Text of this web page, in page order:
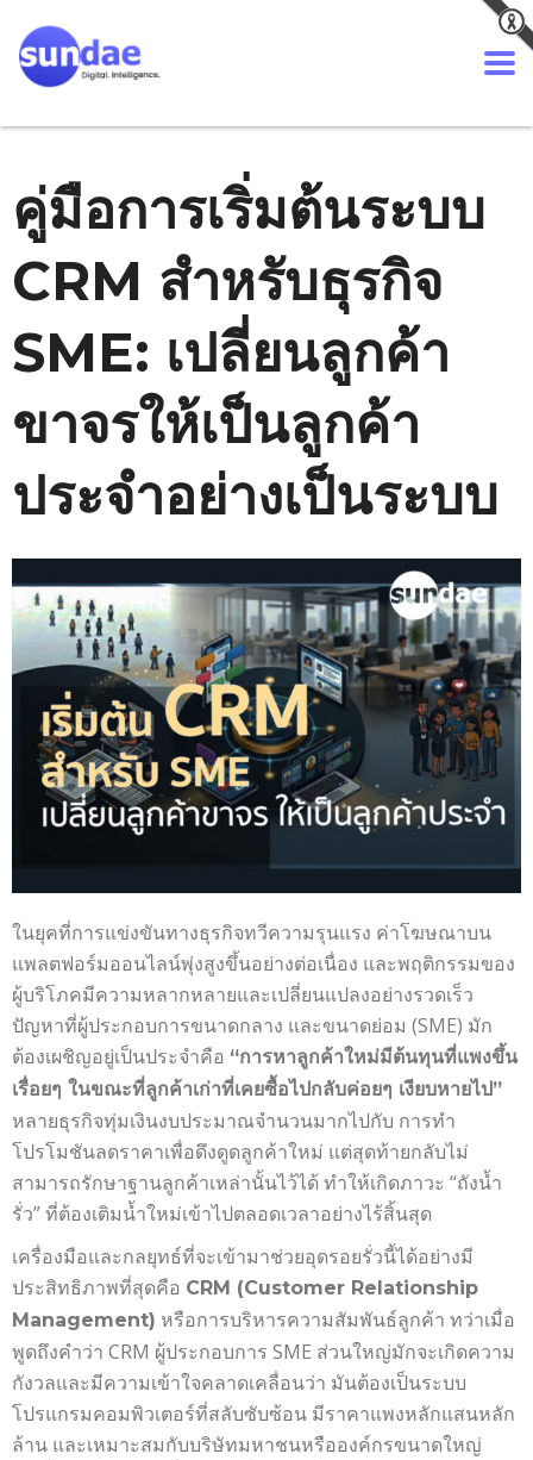
คู่มือการเริ่มต้นระบบ
CRM สำหรับธุรกิจ
SME: เปลี่ยนลูกค้า
ขาจรให้เป็นลูกค้า
ประจำอย่างเป็นระบบ
ในยุคที่การแข่งขันทางธุรกิจทวีความรุนแรง ค่าโฆษณาบน
แพลตฟอร์มออนไลน์พุ่งสูงขึ้นอย่างต่อเนื่อง และพฤติกรรมของ
ผู้บริโภคมีความหลากหลายและเปลี่ยนแปลงอย่างรวดเร็ว
ปัญหาที่ผู้ประกอบการขนาดกลาง และขนาดย่อม (SME) มัก
ต้องเผชิญอยู่เป็นประจำคือ “การหาลูกค้าใหม่มีต้นทุนที่แพงขึ้น
เรื่อยๆ ในขณะที่ลูกค้าเก่าที่เคยซื้อไปกลับค่อยๆ เงียบหายไป”
หลายธุรกิจทุ่มเงินงบประมาณจำนวนมากไปกับ การทำ
โปรโมชันลดราคาเพื่อดึงดูดลูกค้าใหม่ แต่สุดท้ายกลับไม่
สามารถรักษาฐานลูกค้าเหล่านั้นไว้ได้ ทำให้เกิดภาวะ “ถังน้ำ
รั่ว” ที่ต้องเติมน้ำใหม่เข้าไปตลอดเวลาอย่างไร้สิ้นสุด
เครื่องมือและกลยุทธ์ที่จะเข้ามาช่วยอุดรอยรั่วนี้ได้อย่างมี
ประสิทธิภาพที่สุดคือ CRM (Customer Relationship
Management) หรือการบริหารความสัมพันธ์ลูกค้า ทว่าเมื่อ
พูดถึงคำว่า CRM ผู้ประกอบการ SME ส่วนใหญ่มักจะเกิดความ
กังวลและมีความเข้าใจคลาดเคลื่อนว่า มันต้องเป็นระบบ
โปรแกรมคอมพิวเตอร์ที่สลับซับซ้อน มีราคาแพงหลักแสนหลัก
ล้าน และเหมาะสมกับบริษัทมหาชนหรือองค์กรขนาดใหญ่